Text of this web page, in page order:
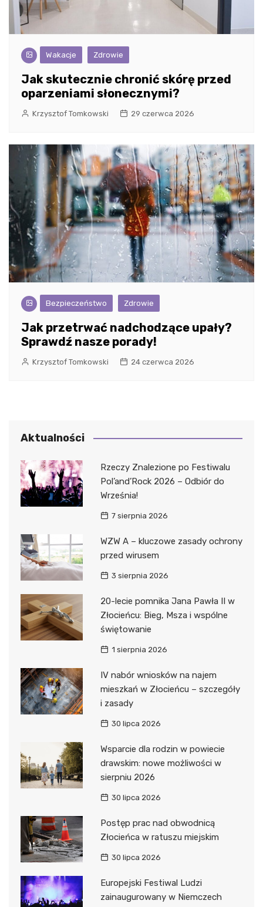
Wakacje Zdrowie
Jak skutecznie chronić skórę przed
oparzeniami słonecznymi?
Krzysztof Tomkowski 29 czerwca 2026
Bezpieczeństwo Zdrowie
Jak przetrwać nadchodzące upały?
Sprawdź nasze porady!
Krzysztof Tomkowski 24 czerwca 2026
Aktualności
Rzeczy Znalezione po Festiwalu
Pol’and’Rock 2026 – Odbiór do
Września!
7 sierpnia 2026
WZW A – kluczowe zasady ochrony
przed wirusem
3 sierpnia 2026
20-lecie pomnika Jana Pawła II w
Złocieńcu: Bieg, Msza i wspólne
świętowanie
1 sierpnia 2026
IV nabór wniosków na najem
mieszkań w Złocieńcu – szczegóły
i zasady
30 lipca 2026
Wsparcie dla rodzin w powiecie
drawskim: nowe możliwości w
sierpniu 2026
30 lipca 2026
Postęp prac nad obwodnicą
Złocieńca w ratuszu miejskim
30 lipca 2026
Europejski Festiwal Ludzi
zainaugurowany w Niemczech